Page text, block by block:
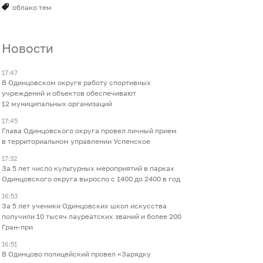
облако тем
Новости
17:47
В Одинцовском округе работу спортивных
учреждений и объектов обеспечивают
12 муниципальных организаций
17:45
Глава Одинцовского округа провел личный прием
в территориальном управлении Успенское
17:32
За 5 лет число культурных мероприятий в парках
Одинцовского округа выросло с 1400 до 2400 в год
16:53
За 5 лет ученики Одинцовских школ искусства
получили 10 тысяч лауреатских званий и более 200
Гран-при
16:51
В Одинцово полицейский провел «Зарядку